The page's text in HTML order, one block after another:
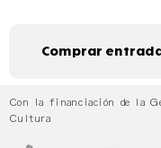
Comprar
Con la financiación de la
Cultura